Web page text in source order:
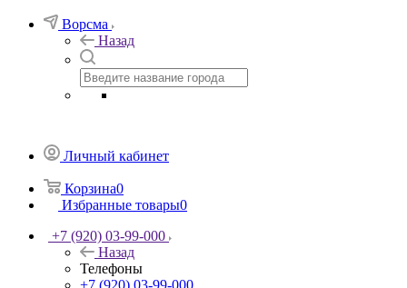
Ворсма
Назад
Личный кабинет
Корзина0
Избранные товары0
+7 (920) 03-99-000
Назад
Телефоны
+7 (920) 03-99-000